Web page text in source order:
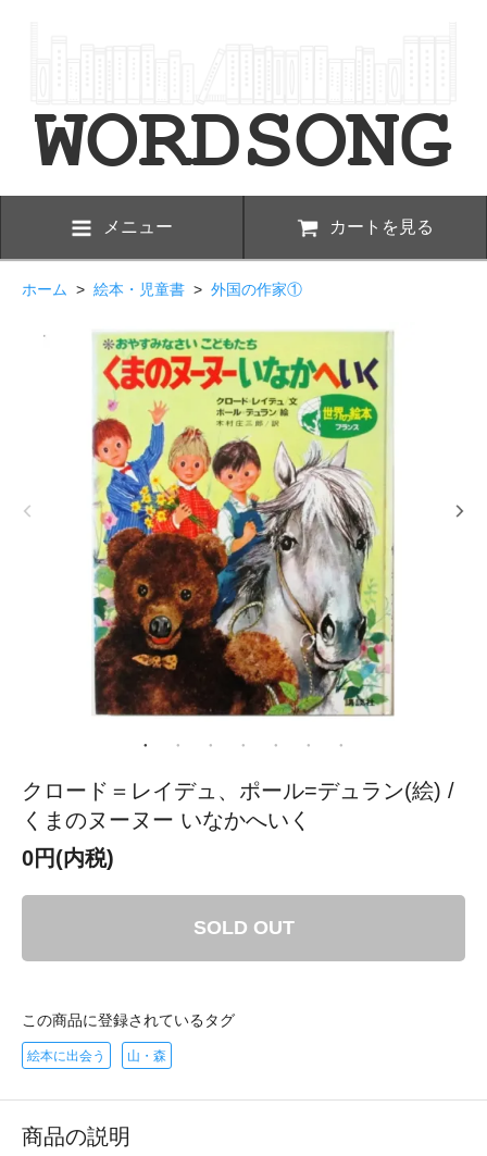
メニュー カートを見る
ホーム > 絵本・児童書 > 外国の作家①
クロード＝レイデュ、ポール=デュラン(絵) /
くまのヌーヌー いなかへいく
0円(内税)
SOLD OUT
この商品に登録されているタグ
絵本に出会う 山・森
商品の説明